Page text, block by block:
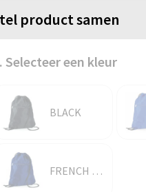
product samen
Selecteer een kleur
BLACK
FRENCH NAVY